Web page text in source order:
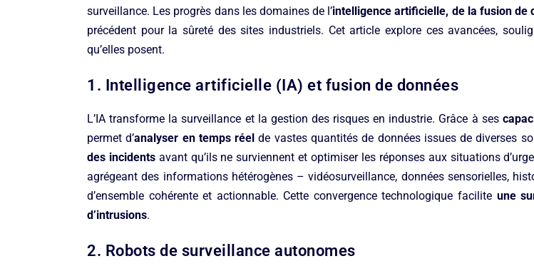
surveillance. Les progrès dans les domaines de l’intelligence artificielle, de la fusion
précédent pour la sûreté des sites industriels. Cet article explore ces avancées,
qu’elles posent.
1. Intelligence artificielle (IA) et fusion de données
L’IA transforme la surveillance et la gestion des risques en industrie. Grâce à ses
permet d’analyser en temps réelde vastes quantités de données issues de diverses
des incidentsavant qu’ils ne surviennent et optimiser les réponses aux situations
agrégeant des informations hétérogènes – vidéosurveillance, données sensorielles,
d’ensemble cohérente et actionnable. Cette convergence technologique facilite une
d’intrusions.
2. Robots de surveillance autonomes